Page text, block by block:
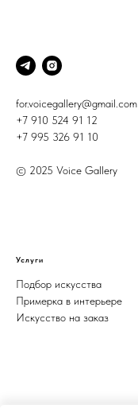
for.voicegallery@gmail.com
+7 910 524 91 12
+7 995 326 91 10
© 2025 Voice Gallery
Услуги
Подбор искусства
Примерка в интерьере
Искусство на заказ